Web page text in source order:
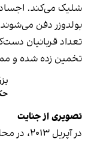
شلیک می‌کند.
بولدوزر دفن
تخمین زده شده و
تصویری از جنایت
در